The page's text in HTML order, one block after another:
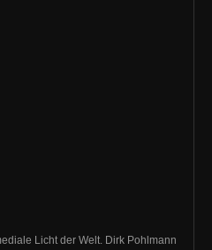
Licht der Welt. Dirk Pohlmann